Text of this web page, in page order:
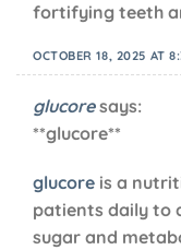
fortifying teeth
OCTOBER 18, 2025 AT
glucore says:
**glucore**
glucore is a
patients daily to
sugar and